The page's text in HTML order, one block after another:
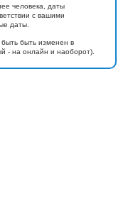
человека, даты
с вашими
даты.
быть изменен в
- на онлайн и наоборот).